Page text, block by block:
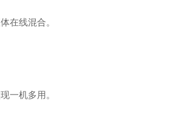
在线混合。
一机多用。